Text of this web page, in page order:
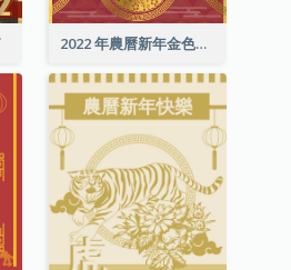
2022 年農曆新年金色賀卡